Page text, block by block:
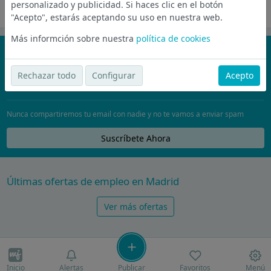
Oferta desactivada
Únete a la comunidad de wijobs y recibe por email las mejores
ofertas de empleo
Nunca compartiremos tu email con nadie y no te vamos a enviar spam
Suscríbete Ahora
Últimas ofertas de empleo en Madrid
Ver más ofertas
Inicio Alertas Publicar Favoritos Menú
personalizado y publicidad. Si haces clic en el botón
"Acepto", estarás aceptando su uso en nuestra web.
Más informción sobre nuestra política de cookies
Rechazar todo Configurar Acepto